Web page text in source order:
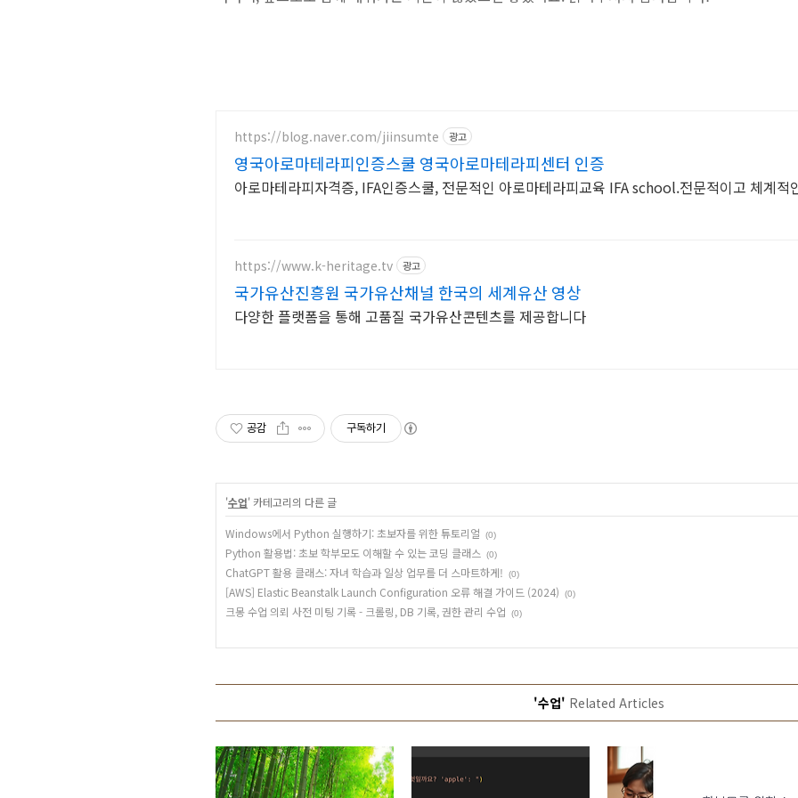
https://blog.naver.com/jiinsumte 광고
영국아로마테라피인증스쿨 영국아로마테라피센터 인증
아로마테라피자격증, IFA인증스쿨, 전문적인 아로마테라피교육 IFA school.전문적이고 체계적
https://www.k-heritage.tv 광고
국가유산진흥원 국가유산채널 한국의 세계유산 영상
다양한 플랫폼을 통해 고품질 국가유산콘텐츠를 제공합니다
공감 구독하기
'수업' 카테고리의 다른 글
Windows에서 Python 실행하기: 초보자를 위한 튜토리얼 (0)
Python 활용법: 초보 학부모도 이해할 수 있는 코딩 클래스 (0)
ChatGPT 활용 클래스: 자녀 학습과 일상 업무를 더 스마트하게! (0)
[AWS] Elastic Beanstalk Launch Configuration 오류 해결 가이드 (2024) (0)
크몽 수업 의뢰 사전 미팅 기록 - 크롤링, DB 기록, 권한 관리 수업 (0)
'수업' Related Articles